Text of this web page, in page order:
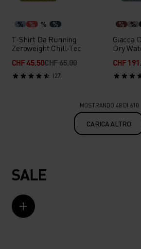
% % % %
T-Shirt Da Running
Zeroweight Chill-Tec
CHF 45.50CHF 65.00
(27)
% %
Giacca
Dry
CHF
MOSTRANDO 48 DI 610
CARICA ALTRO
SALE